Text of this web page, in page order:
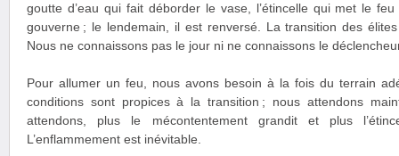
goutte d’eau qui fait déborder le vase, l’étincelle qui met le
gouverne ; le lendemain, il est renversé. La transition des
Nous ne connaissons pas le jour ni ne connaissons le
Pour allumer un feu, nous avons besoin à la fois du terrain
conditions sont propices à la transition ; nous attendons
attendons, plus le mécontentement grandit et plus
L’enflammement est inévitable.